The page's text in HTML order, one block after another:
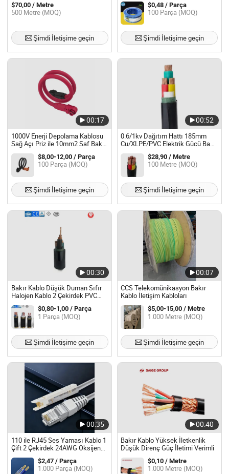
$70,00 / Metre
500 Metre (MOQ)
Şimdi İletişime geçin
Endüstriyel Atölye Güç Teli
$0,48 / Parça
100 Parça (MOQ)
Şimdi İletişime geçin
00:17
1000V Enerji Depolama Kablosu
Sağ Açı Priz ile 10mm2 Saf Bakır
Kablo
$8,00-12,00 / Parça
100 Parça (MOQ)
Şimdi İletişime geçin
00:52
0.6/1kv Dağıtım Hattı 185mm
Cu/XLPE/PVC Elektrik Gücü Bakır
Kablosu
$28,90 / Metre
100 Metre (MOQ)
Şimdi İletişime geçin
00:30
Bakır Kablo Düşük Duman Sıfır
Halojen Kablo 2 Çekirdek PVC
Kablo
$0,80-1,00 / Parça
1 Parça (MOQ)
Şimdi İletişime geçin
00:07
CCS Telekomünikasyon Bakır
Kablo İletişim Kabloları
$5,00-15,00 / Metre
1.000 Metre (MOQ)
Şimdi İletişime geçin
00:35
110 ile RJ45 Ses Yaması Kablo 1
Çift 2 Çekirdek 24AWG Oksijen
İçermeyen Bakır Kablo Telekom
Ses Dağıtım Çerçevesi için
$2,47 / Parça
1.000 Parça (MOQ)
00:40
Bakır Kablo Yüksek İletkenlik
Düşük Direnç Güç İletimi Verimli
$0,10 / Metre
1.000 Metre (MOQ)